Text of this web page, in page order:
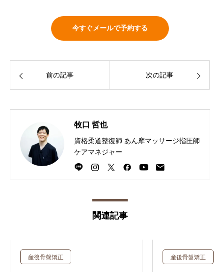
今すぐメールで予約する
前の記事 次の記事
牧口 哲也
資格柔道整復師 あん摩マッサージ指圧師
ケアマネジャー
関連記事
産後骨盤矯正 産後骨盤矯正